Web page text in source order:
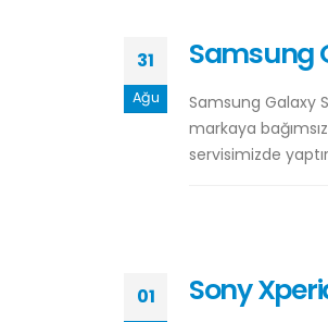
31
Ağu
Samsung
Samsung Galaxy
markaya
servisimizde
01 Sony